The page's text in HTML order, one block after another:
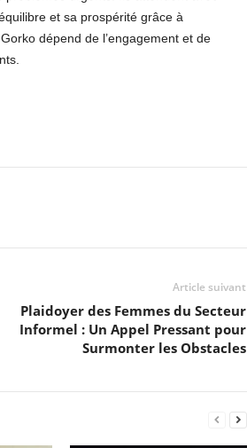
et sa prospérité grâce à
dépend de l’engagement et de
Article suivant
Plaidoyer des Femmes du Secteur
Informel : Un Appel Pressant pour
Surmonter les Obstacles